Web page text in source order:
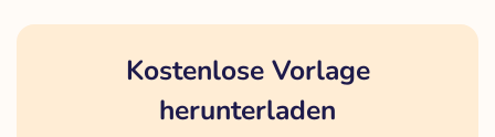
Kostenlose Vorlage
herunterladen